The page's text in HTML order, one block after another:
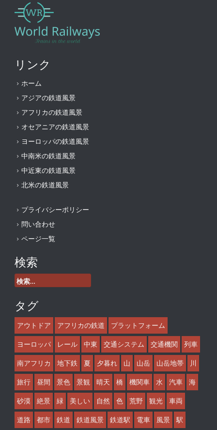
リンク
ホーム
アジアの鉄道風景
アフリカの鉄道風景
オセアニアの鉄道風景
ヨーロッパの鉄道風景
中南米の鉄道風景
中近東の鉄道風景
北米の鉄道風景
プライバシーポリシー
問い合わせ
ページ一覧
検索
検
索:
タグ
アウトドア アフリカの鉄道 プラットフォーム
ヨーロッパ レール 中東 交通システム 交通機関 列車
南アフリカ 地下鉄 夏 夕暮れ 山 山岳 山岳地帯 川
旅行 昼間 景色 景観 晴天 橋 機関車 水 汽車 海
砂漠 絶景 緑 美しい 自然 色 荒野 観光 車両
道路 都市 鉄道 鉄道風景 鉄道駅 電車 風景 駅